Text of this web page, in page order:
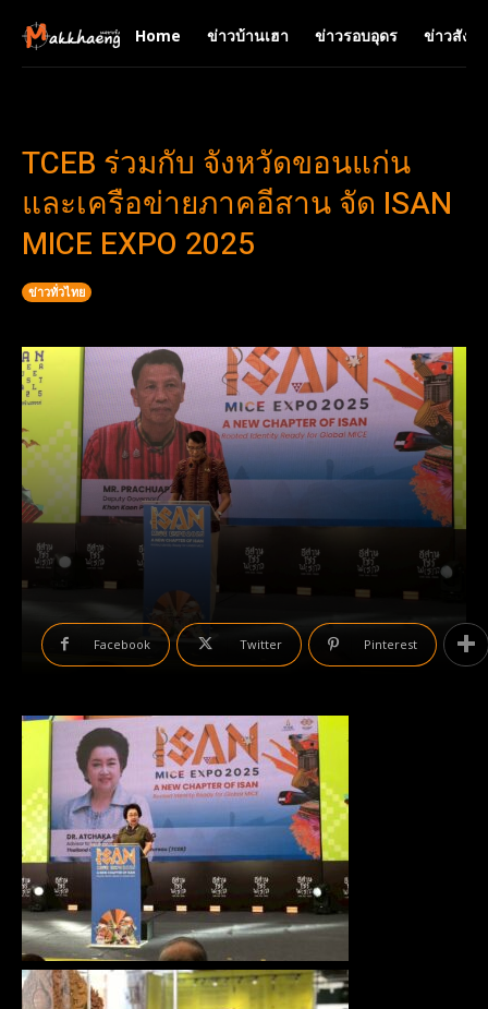
Home ข่าวบ้านเฮา ข่าวรอบอุดร ข่าวสังค
TCEB ร่วมกับ จังหวัดขอนแก่น
และเครือข่ายภาคอีสาน จัด ISAN
MICE EXPO 2025
ข่าวทั่วไทย
Facebook Twitter Pinterest